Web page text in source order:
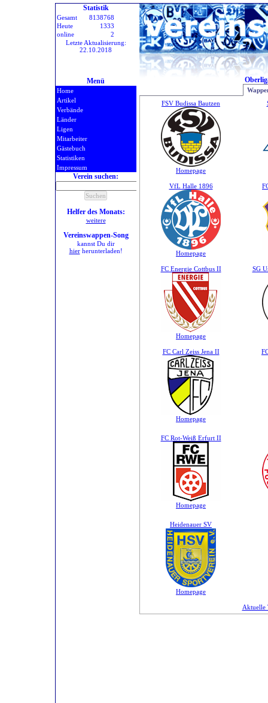
Statistik
Gesamt
8138768
Heute
1333
online
2
Letzte Aktualisierung:
22.10.2018
Menü
Home
Artikel
Verbände
Länder
Ligen
Mitarbeiter
Gästebuch
Statistiken
Impressum
Verein suchen:
Helfer des Monats:
weitere
Vereinswappen-Song
kannst Du dir
hierherunterladen!
FSV Budissa Bautzen
Homepage
VfL Halle 1896
Homepage
FC Energie Cottbus II
Homepage
SG
FC Carl Zeiss Jena II
Homepage
FC Rot-Weiß Erfurt II
Homepage
Heidenauer SV
Homepage
Aktuelle